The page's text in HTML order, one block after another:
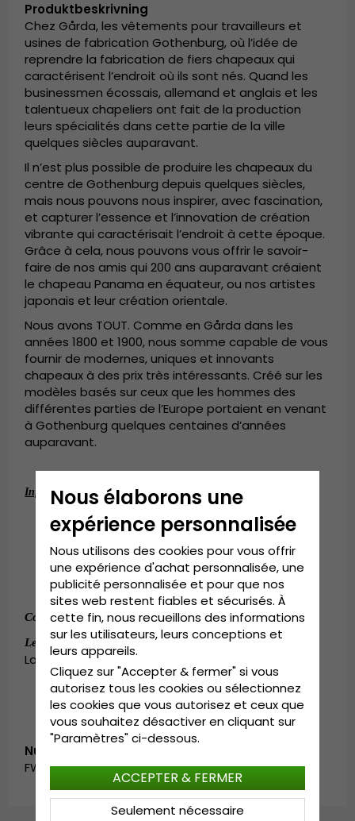
Produktbeskrivning
Chez Gårda, les vêtements pour travailleurs et
usines de fabrication Gothenburg, où l’idée de
reprendre la fabrication de fiers chapeaux qui
caractérisent l’endroit où ils sont nés. Quand les
businessmen écossais, allemand et anglais et les
talentueux chapeliers ont fait de la production
leurs spécialités dans cette partie de la ville
quelques siècles auparavant.
Il n’est plus possible de produire les chapeaux du
centre de Gothenburg depuis quelques siècles,
mais nous pouvons nous inspirer, avec fascination,
et capturer l’essence et l’innovation de création
vibrante qui caractérisait l’endroit à cette époque.
Grâce à cela, nous pouvons vous offrir le savoir-
faire de nos amis qui 200 ans auparavant créaient
le chapeau Panama en équateur, ou nos artistes
japonais et leur création orientale.
Nous avons TOUT. Comme en Gårda dans les
années 1800 et 1900, nous somme capable de vous
fournir de modernes, uniques et innovants
chapeaux à des prix très intéressants. Créé sur les
modèles basés sur ceux que les hommes des
différentes parties de l’Europe portaient en venant
à Gothenburg quelques centaines d’années
auparavant.
Informations détaillées:
Couronne de 11 centimètres.
Rebords de 4,5 centimètres.
Composition: 100 % laine
Fabriqué en Italie.
Bandeau (Composition : Coton)
Composition: 100 % laine.
Le guide des tailles:Small - 55 cm. Medium - 57 cm.
Large - 59 cm. X-Large - 61 cm.
Numéro d’article:
FW_191056.brown-2
Nous élaborons une
expérience personnalisée
Nous utilisons des cookies pour vous offrir
une expérience d'achat personnalisée, une
publicité personnalisée et pour que nos
sites web restent fiables et sécurisés. À
cette fin, nous recueillons des informations
sur les utilisateurs, leurs conceptions et
leurs appareils.
Cliquez sur "Accepter & fermer" si vous
autorisez tous les cookies ou sélectionnez
les cookies que vous autorisez et ceux que
vous souhaitez désactiver en cliquant sur
"Paramètres" ci-dessous.
Seulement nécessaire
ACCEPTER & FERMER